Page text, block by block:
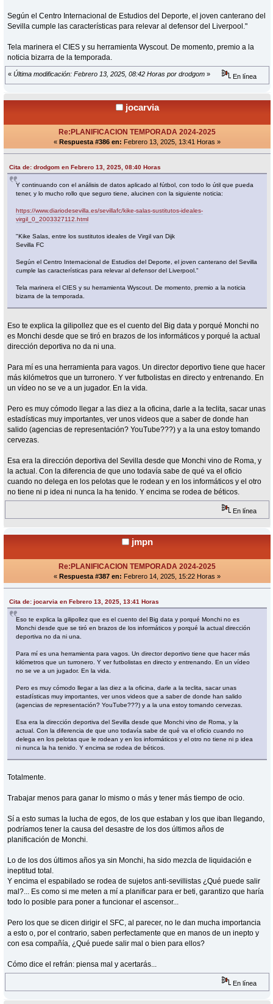
Según el Centro Internacional de Estudios del Deporte, el joven canterano del
Sevilla cumple las características para relevar al defensor del Liverpool."
Tela marinera el CIES y su herramienta Wyscout. De momento, premio a la
noticia bizarra de la temporada.
« Última modificación: Febrero 13, 2025, 08:42 Horas por drodgom » En línea
jocarvia
Re:PLANIFICACION TEMPORADA 2024-2025
« Respuesta #386 en: Febrero 13, 2025, 13:41 Horas »
Cita de: drodgom en Febrero 13, 2025, 08:40 Horas
Y continuando con el análisis de datos aplicado al fútbol, con todo lo útil que pueda
tener, y lo mucho rollo que seguro tiene, alucinen con la siguiente noticia:
https://www.diariodesevilla.es/sevillafc/kike-salas-sustitutos-ideales-
virgil_0_2003327112.html
"Kike Salas, entre los sustitutos ideales de Virgil van Dijk
Sevilla FC
Según el Centro Internacional de Estudios del Deporte, el joven canterano del Sevilla
cumple las características para relevar al defensor del Liverpool."
Tela marinera el CIES y su herramienta Wyscout. De momento, premio a la noticia
bizarra de la temporada.
Eso te explica la gilipollez que es el cuento del Big data y porqué Monchi no
es Monchi desde que se tiró en brazos de los informáticos y porqué la actual
dirección deportiva no da ni una.
Para mí es una herramienta para vagos. Un director deportivo tiene que hacer
más kilómetros que un turronero. Y ver futbolistas en directo y entrenando. En
un vídeo no se ve a un jugador. En la vida.
Pero es muy cómodo llegar a las diez a la oficina, darle a la teclita, sacar unas
estadísticas muy importantes, ver unos videos que a saber de donde han
salido (agencias de representación? YouTube???) y a la una estoy tomando
cervezas.
Esa era la dirección deportiva del Sevilla desde que Monchi vino de Roma, y
la actual. Con la diferencia de que uno todavía sabe de qué va el oficio
cuando no delega en los pelotas que le rodean y en los informáticos y el otro
no tiene ni p idea ni nunca la ha tenido. Y encima se rodea de béticos.
En línea
jmpn
Re:PLANIFICACION TEMPORADA 2024-2025
« Respuesta #387 en: Febrero 14, 2025, 15:22 Horas »
Cita de: jocarvia en Febrero 13, 2025, 13:41 Horas
Eso te explica la gilipollez que es el cuento del Big data y porqué Monchi no es
Monchi desde que se tiró en brazos de los informáticos y porqué la actual dirección
deportiva no da ni una.
Para mí es una herramienta para vagos. Un director deportivo tiene que hacer más
kilómetros que un turronero. Y ver futbolistas en directo y entrenando. En un vídeo
no se ve a un jugador. En la vida.
Pero es muy cómodo llegar a las diez a la oficina, darle a la teclita, sacar unas
estadísticas muy importantes, ver unos videos que a saber de donde han salido
(agencias de representación? YouTube???) y a la una estoy tomando cervezas.
Esa era la dirección deportiva del Sevilla desde que Monchi vino de Roma, y la
actual. Con la diferencia de que uno todavía sabe de qué va el oficio cuando no
delega en los pelotas que le rodean y en los informáticos y el otro no tiene ni p idea
ni nunca la ha tenido. Y encima se rodea de béticos.
Totalmente.
Trabajar menos para ganar lo mismo o más y tener más tiempo de ocio.
Sí a esto sumas la lucha de egos, de los que estaban y los que iban llegando,
podríamos tener la causa del desastre de los dos últimos años de
planificación de Monchi.
Lo de los dos últimos años ya sin Monchi, ha sido mezcla de liquidación e
ineptitud total.
Y encima el espabilado se rodea de sujetos anti-sevillistas ¿Qué puede salir
mal?... Es como si me meten a mí a planificar para er beti, garantizo que haría
todo lo posible para poner a funcionar el ascensor...
Pero los que se dicen dirigir el SFC, al parecer, no le dan mucha importancia
a esto o, por el contrario, saben perfectamente que en manos de un inepto y
con esa compañía, ¿Qué puede salir mal o bien para ellos?
Cómo dice el refrán: piensa mal y acertarás...
En línea